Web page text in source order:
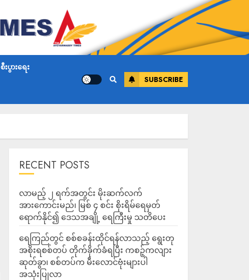
စီးပွားရေး
SUBSCRIBE
RECENT POSTS
လာမည့် ၂ ရက်အတွင်း မိုးဆက်လက်
အားကောင်းမည်၊ မြစ် ၄ စင်း စိုးရိမ်ရေမှတ်
ရောက်နိုင်၍ ဒေသအချို့ ရေကြီးမှု သတိပေး
ရေကြည်တွင် စစ်စခန်းထိုင်ရန်လာသည့် ရွေးတု
အစိုးရစစ်တပ် တိုက်ခိုက်ခံရပြီး ကစဉ့်ကလျား
ဆုတ်ခွာ၊ စစ်တပ်က မီးလောင်ဗုံးများပါ
အသုံးပြုလာ